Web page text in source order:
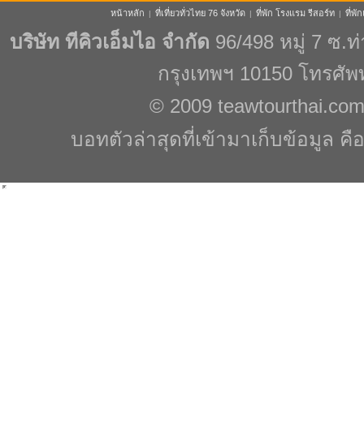
หน้าหลัก | ที่เที่ยวทั่วไทย 76 จังหวัด | ที่พัก โรงแรม รีสอร์ท | ที่พัก
บริษัท ทีคิวเอ็มไอ จำกัด 96/498 หมู่ 7 ซ.
กรุงเทพฯ 10150 โทรศั
© 2009 teawtourthai.com
บอทตัวล่าสุดที่เข้ามาเก็บข้อมูล คือ